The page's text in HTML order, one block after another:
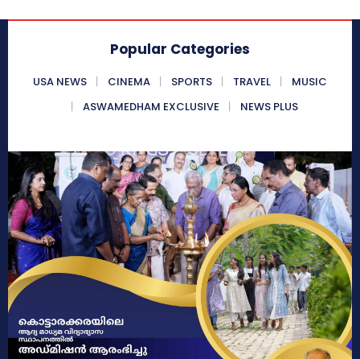
Popular Categories
USA NEWS CINEMA SPORTS TRAVEL
MUSIC
ASWAMEDHAM EXCLUSIVE
NEWS PLUS